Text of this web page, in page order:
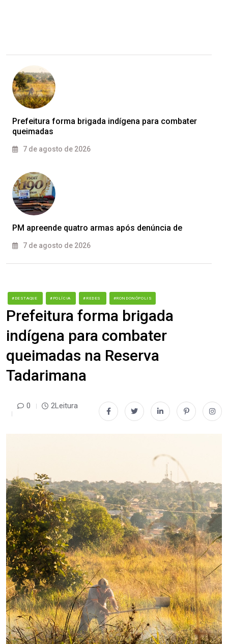
Prefeitura forma brigada indígena para combater
queimadas
7 de agosto de 2026
PM apreende quatro armas após denúncia de
7 de agosto de 2026
#DESTAQUE #POLÍCIA #REDES #RONDONÓPOLIS
Prefeitura forma brigada
indígena para combater
queimadas na Reserva
Tadarimana
0 2Leitura